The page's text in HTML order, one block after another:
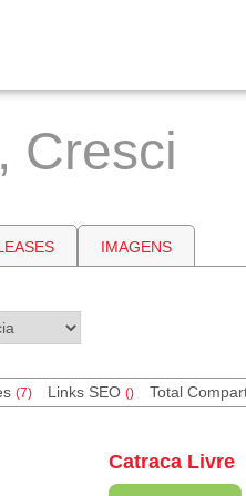
Cresci
IMAGENS
(7) Links SEO() Total
Catraca Livre